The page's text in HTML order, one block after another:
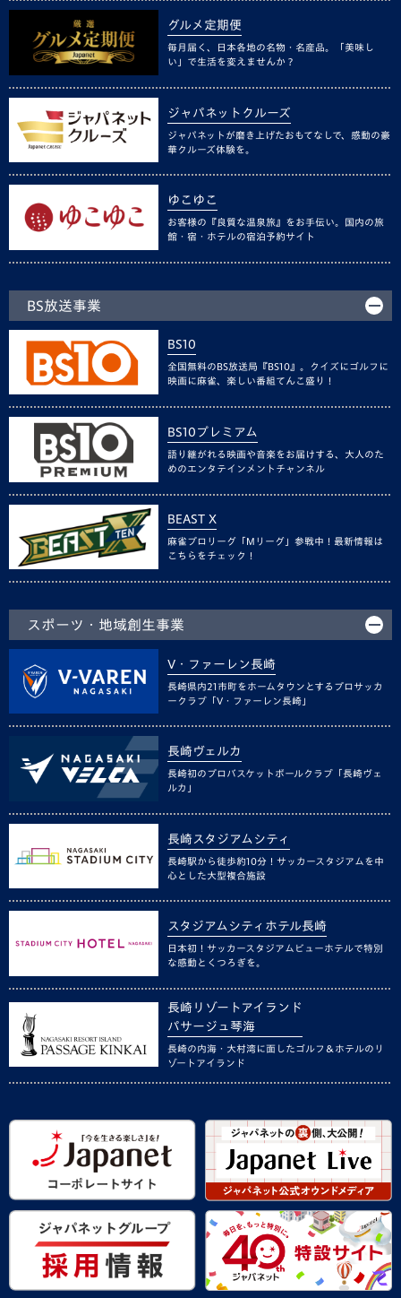
グルメ定期便
毎月届く、日本各地の名物・名産品。「美味し
い」で生活を変えませんか？
ジャパネットクルーズ
ジャパネットが磨き上げたおもてなしで、感動の豪
華クルーズ体験を。
ゆこゆこ
お客様の『良質な温泉旅』をお手伝い。国内の旅
館・宿・ホテルの宿泊予約サイト
BS放送事業
BS10
全国無料のBS放送局『BS10』。クイズにゴルフに
映画に麻雀、楽しい番組てんこ盛り！
BS10プレミアム
語り継がれる映画や音楽をお届けする、大人のた
めのエンタテインメントチャンネル
BEAST X
麻雀プロリーグ「Mリーグ」参戦中！最新情報は
こちらをチェック！
スポーツ・地域創生事業
V・ファーレン長崎
長崎県内21市町をホームタウンとするプロサッカ
ークラブ「V・ファーレン長崎」
長崎ヴェルカ
長崎初のプロバスケットボールクラブ「長崎ヴェ
ルカ」
長崎スタジアムシティ
長崎駅から徒歩約10分！サッカースタジアムを中
心とした大型複合施設
スタジアムシティホテル長崎
日本初！サッカースタジアムビューホテルで特別
な感動とくつろぎを。
長崎リゾートアイランド
パサージュ琴海
長崎の内海・大村湾に面したゴルフ＆ホテルのリ
ゾートアイランド